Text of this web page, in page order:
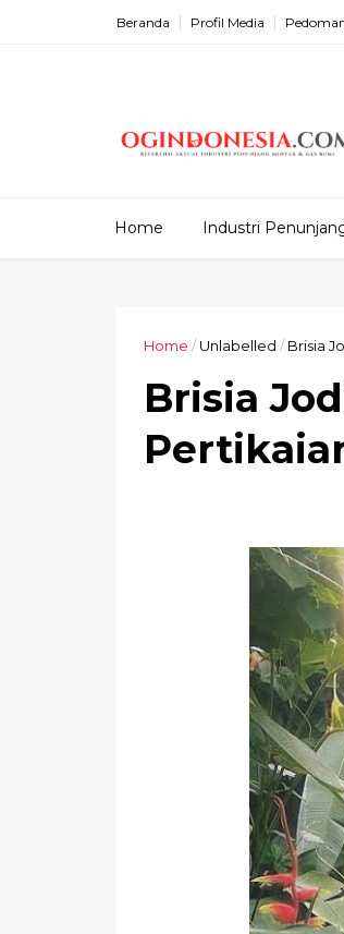
Beranda Profil Media
Home Industri
Home /Unlabelled / Brisia
Brisia